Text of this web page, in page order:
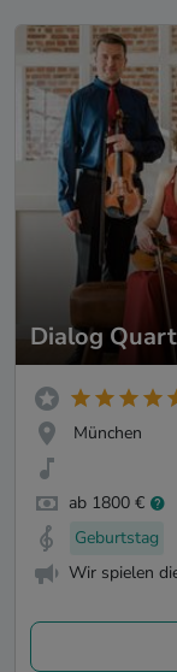
Dialog
München
ab 1800 €
Geburtstag
Wir spielen